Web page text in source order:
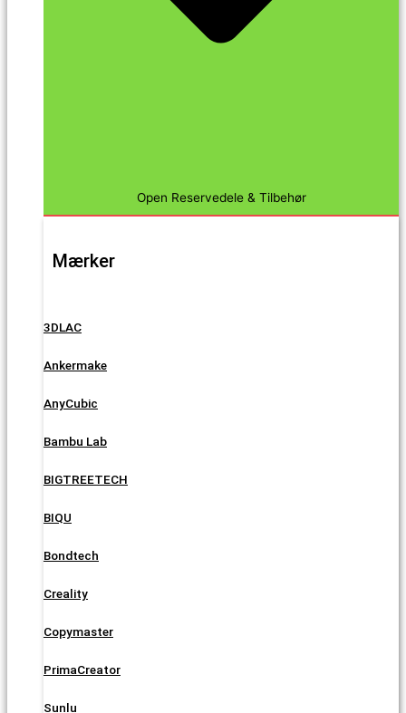
Open Reservedele & Tilbehør
Mærker
3DLAC
Ankermake
AnyCubic
Bambu Lab
BIGTREETECH
BIQU
Bondtech
Creality
Copymaster
PrimaCreator
Sunlu